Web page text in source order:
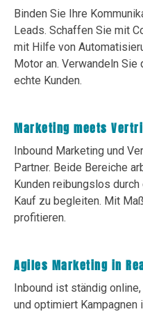
Binden Sie Ihre
Leads. Schaffen Sie mit
mit Hilfe von
Motor an. Verwandeln
echte Kunden.
Marketing meets
Inbound Marketing und
Partner. Beide Bereiche
Kunden reibungslos
Kauf zu begleiten. Mit
profitieren.
Agiles Marketing in
Inbound ist ständig
und optimiert Kampagnen